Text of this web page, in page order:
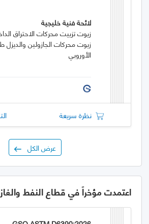
لائحة فنية خليجية
زيوت تزييت محركات الاحتراق
زيوت محركات الجازولين
الأوروبي
نظرة سريعة
عرض الكل
اعتمدت مؤخراً في قطاع النفط والغاز